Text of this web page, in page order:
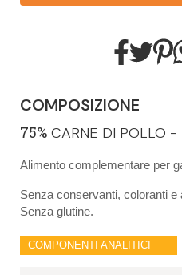
COMPOSIZIONE
75% CARNE DI POLLO -
Alimento complementare per
Senza conservanti, coloranti e
Senza glutine.
COMPONENTI ANALITICI